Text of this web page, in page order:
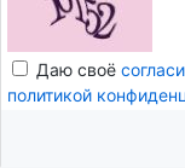
Даю своё
политикой